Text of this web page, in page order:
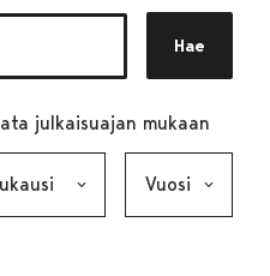
Hae
julkaisuajan mukaan